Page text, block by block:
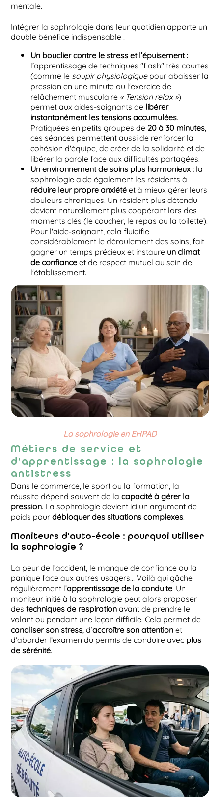
mentale.
Intégrer la sophrologie dans leur quotidien apporte un
double bénéfice indispensable :
Un bouclier contre le stress et l’épuisement :
l’apprentissage de techniques "flash" très courtes
(comme le soupir physiologiquepour abaisser la
pression en une minute ou l'exercice de
relâchement musculaire « Tension relax »)
permet aux aides-soignants de libérer
instantanément les tensions accumulées.
Pratiquées en petits groupes de 20 à 30 minutes
ces séances permettent aussi de renforcer la
cohésion d'équipe, de créer de la solidarité et de
libérer la parole face aux difficultés partagées.
Un environnement de soins plus harmonieux : la
sophrologie aide également les résidents à
réduire leur propre anxiétéet à mieux gérer leurs
douleurs chroniques. Un résident plus détendu
devient naturellement plus coopérant lors des
moments clés (le coucher, le repas ou la toilette).
Pour l'aide-soignant, cela fluidifie
considérablement le déroulement des soins, fait
gagner un temps précieux et instaure un climat
de confianceet de respect mutuel au sein de
l'établissement.
​La sophrologie en EHPAD
Métiers de service et
d’apprentissage : la sophrologie
antistress
Dans le commerce, le sport ou la formation, la
réussite dépend souvent de lacapacité à gérer la
pression. La sophrologie devient ici un argument de
poids pourdébloquer des situations complexes.
Moniteurs d’auto-école : pourquoi utiliser
la sophrologie ?
La peur de l’accident, le manque de confiance ou la
panique face aux autres usagers… Voilà qui gâche
régulièrement l’apprentissage de la conduite . Un
moniteur initié à la sophrologie peut alors proposer
des techniques de respirationavant de prendre le
volant ou pendant une leçon difficile. Cela permet de
canaliser son stress , d’accroître son attentionet
d’aborder l’examen du permis de conduire avec plus
de sérénité